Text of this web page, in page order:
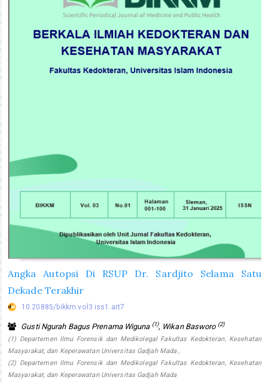
Angka Autopsi Di RSUP Dr. Sardjito Selama Satu
Dekade Terakhir
10.20885/bikkm.vol3.iss1.art7
Gusti Ngurah Bagus Prenama Wiguna (1), Wikan Basworo (2)
(1) Departemen Ilmu Forensik dan Medikolegal Fakultas Kedokteran, Kesehatan
Masyarakat, dan Keperawatan Universitas Gadjah Mada ,
(2) Departemen Ilmu Forensik dan Medikolegal Fakultas Kedokteran, Kesehatan
Masyarakat, dan Keperawatan Universitas Gadjah Mada